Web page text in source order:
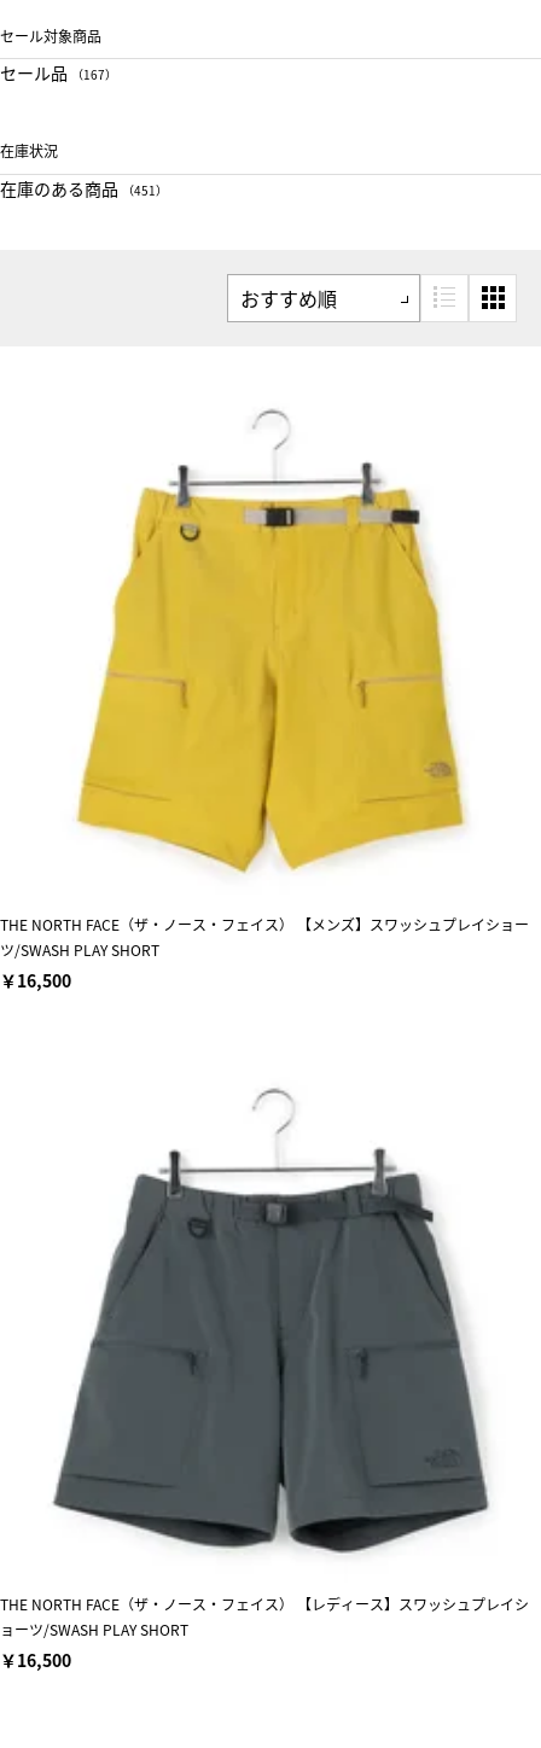
セール対象商品
セール品 （167）
在庫状況
在庫のある商品 （451）
THE NORTH FACE（ザ・ノース・フェイス） 【メンズ】スワッシュプレイショー
ツ/SWASH PLAY SHORT
￥16,500
THE NORTH FACE（ザ・ノース・フェイス） 【レディース】スワッシュプレイシ
ョーツ/SWASH PLAY SHORT
￥16,500